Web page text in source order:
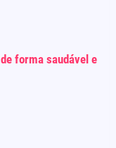
forma saudável e